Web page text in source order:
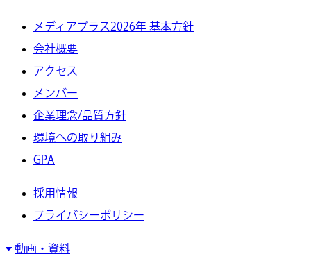
メディアプラス2026年 基本方針
会社概要
アクセス
メンバー
企業理念/品質方針
環境への取り組み
GPA
採用情報
プライバシーポリシー
動画・資料